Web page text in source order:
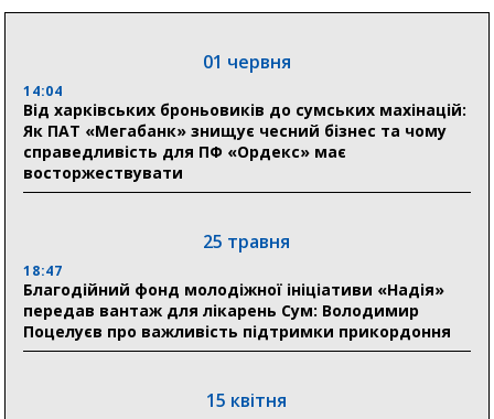
18:54
Романько розширює програму відпочинку дітей із
прифронтової Сумщини: перша група оздоровилася
в Австрії
Ніколаєнко: у Сумах погодили 115 компенсацій на
відновлення житла майже на 6,6 млн грн
31 липня
Сумщини пояснив, як отримати допомогу на зиму
01 червня
14:04
Від харківських броньовиків до сумських махінацій:
Як ПАТ «Мегабанк» знищує чесний бізнес та чому
справедливість для ПФ «Ордекс» має
восторжествувати
25 травня
18:47
Благодійний фонд молодіжної ініціативи «Надія»
передав вантаж для лікарень Сум: Володимир
Поцелуєв про важливість підтримки прикордоння
15 квітня